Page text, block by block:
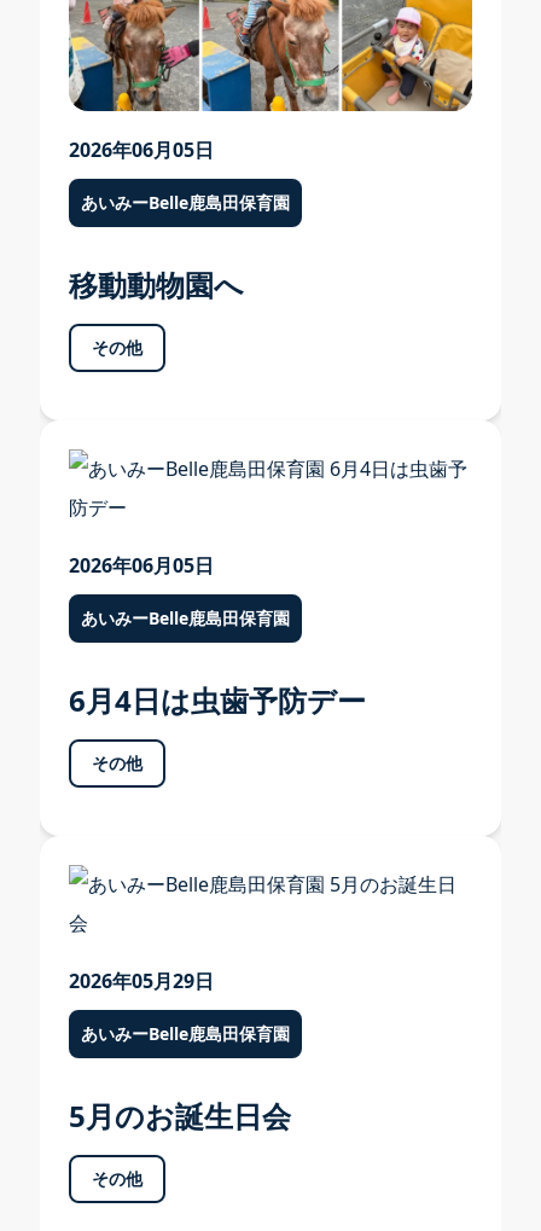
採用情報
募集要項・お祝い金
福利厚生・研修・キャリア形成
2026年06月05日
あいみーBelle鹿島田保育園
移動動物園へ
その他
2026年06月05日
あいみーBelle鹿島田保育園
6月4日は虫歯予防デー
その他
2026年05月29日
あいみーBelle鹿島田保育園
5月のお誕生日会
その他